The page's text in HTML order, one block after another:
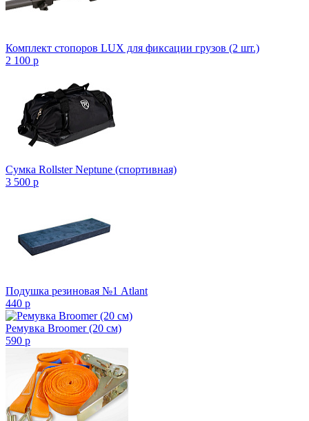
Комплект стопоров LUX для фиксации грузов (2 шт.)
2 100 p
Сумка Rollster Neptune (спортивная)
3 500 p
Подушка резиновая №1 Atlant
440 p
Ремувка Broomer (20 см)
590 p